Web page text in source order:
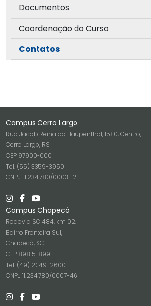
Documentos
Coordenação do Curso
Contatos
Campus Cerro Largo
Rua Jacob Reinaldo Haupenthal, 1580, Centro,
Cerro Largo, RS
CEP 97900-000
Tel. (55) 3359-3950
CNPJ: 11.234.780/0003-12
Campus Chapecó
Rodovia SC 484, km 02,
Bairro Fronteira Sul,
Chapecó, SC
CEP 89815-899
Tel. (49) 2049-2600
CNPJ 11.234.780/0007-46